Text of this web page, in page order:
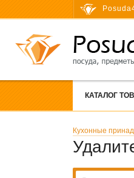
КАТАЛОГ
Кухонные